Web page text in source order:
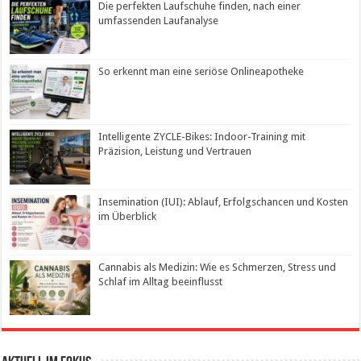
Die perfekten Laufschuhe finden, nach einer
umfassenden Laufanalyse
So erkennt man eine seriöse Onlineapotheke
Intelligente ZYCLE-Bikes: Indoor-Training mit
Präzision, Leistung und Vertrauen
Insemination (IUI): Ablauf, Erfolgschancen und Kosten
im Überblick
Cannabis als Medizin: Wie es Schmerzen, Stress und
Schlaf im Alltag beeinflusst